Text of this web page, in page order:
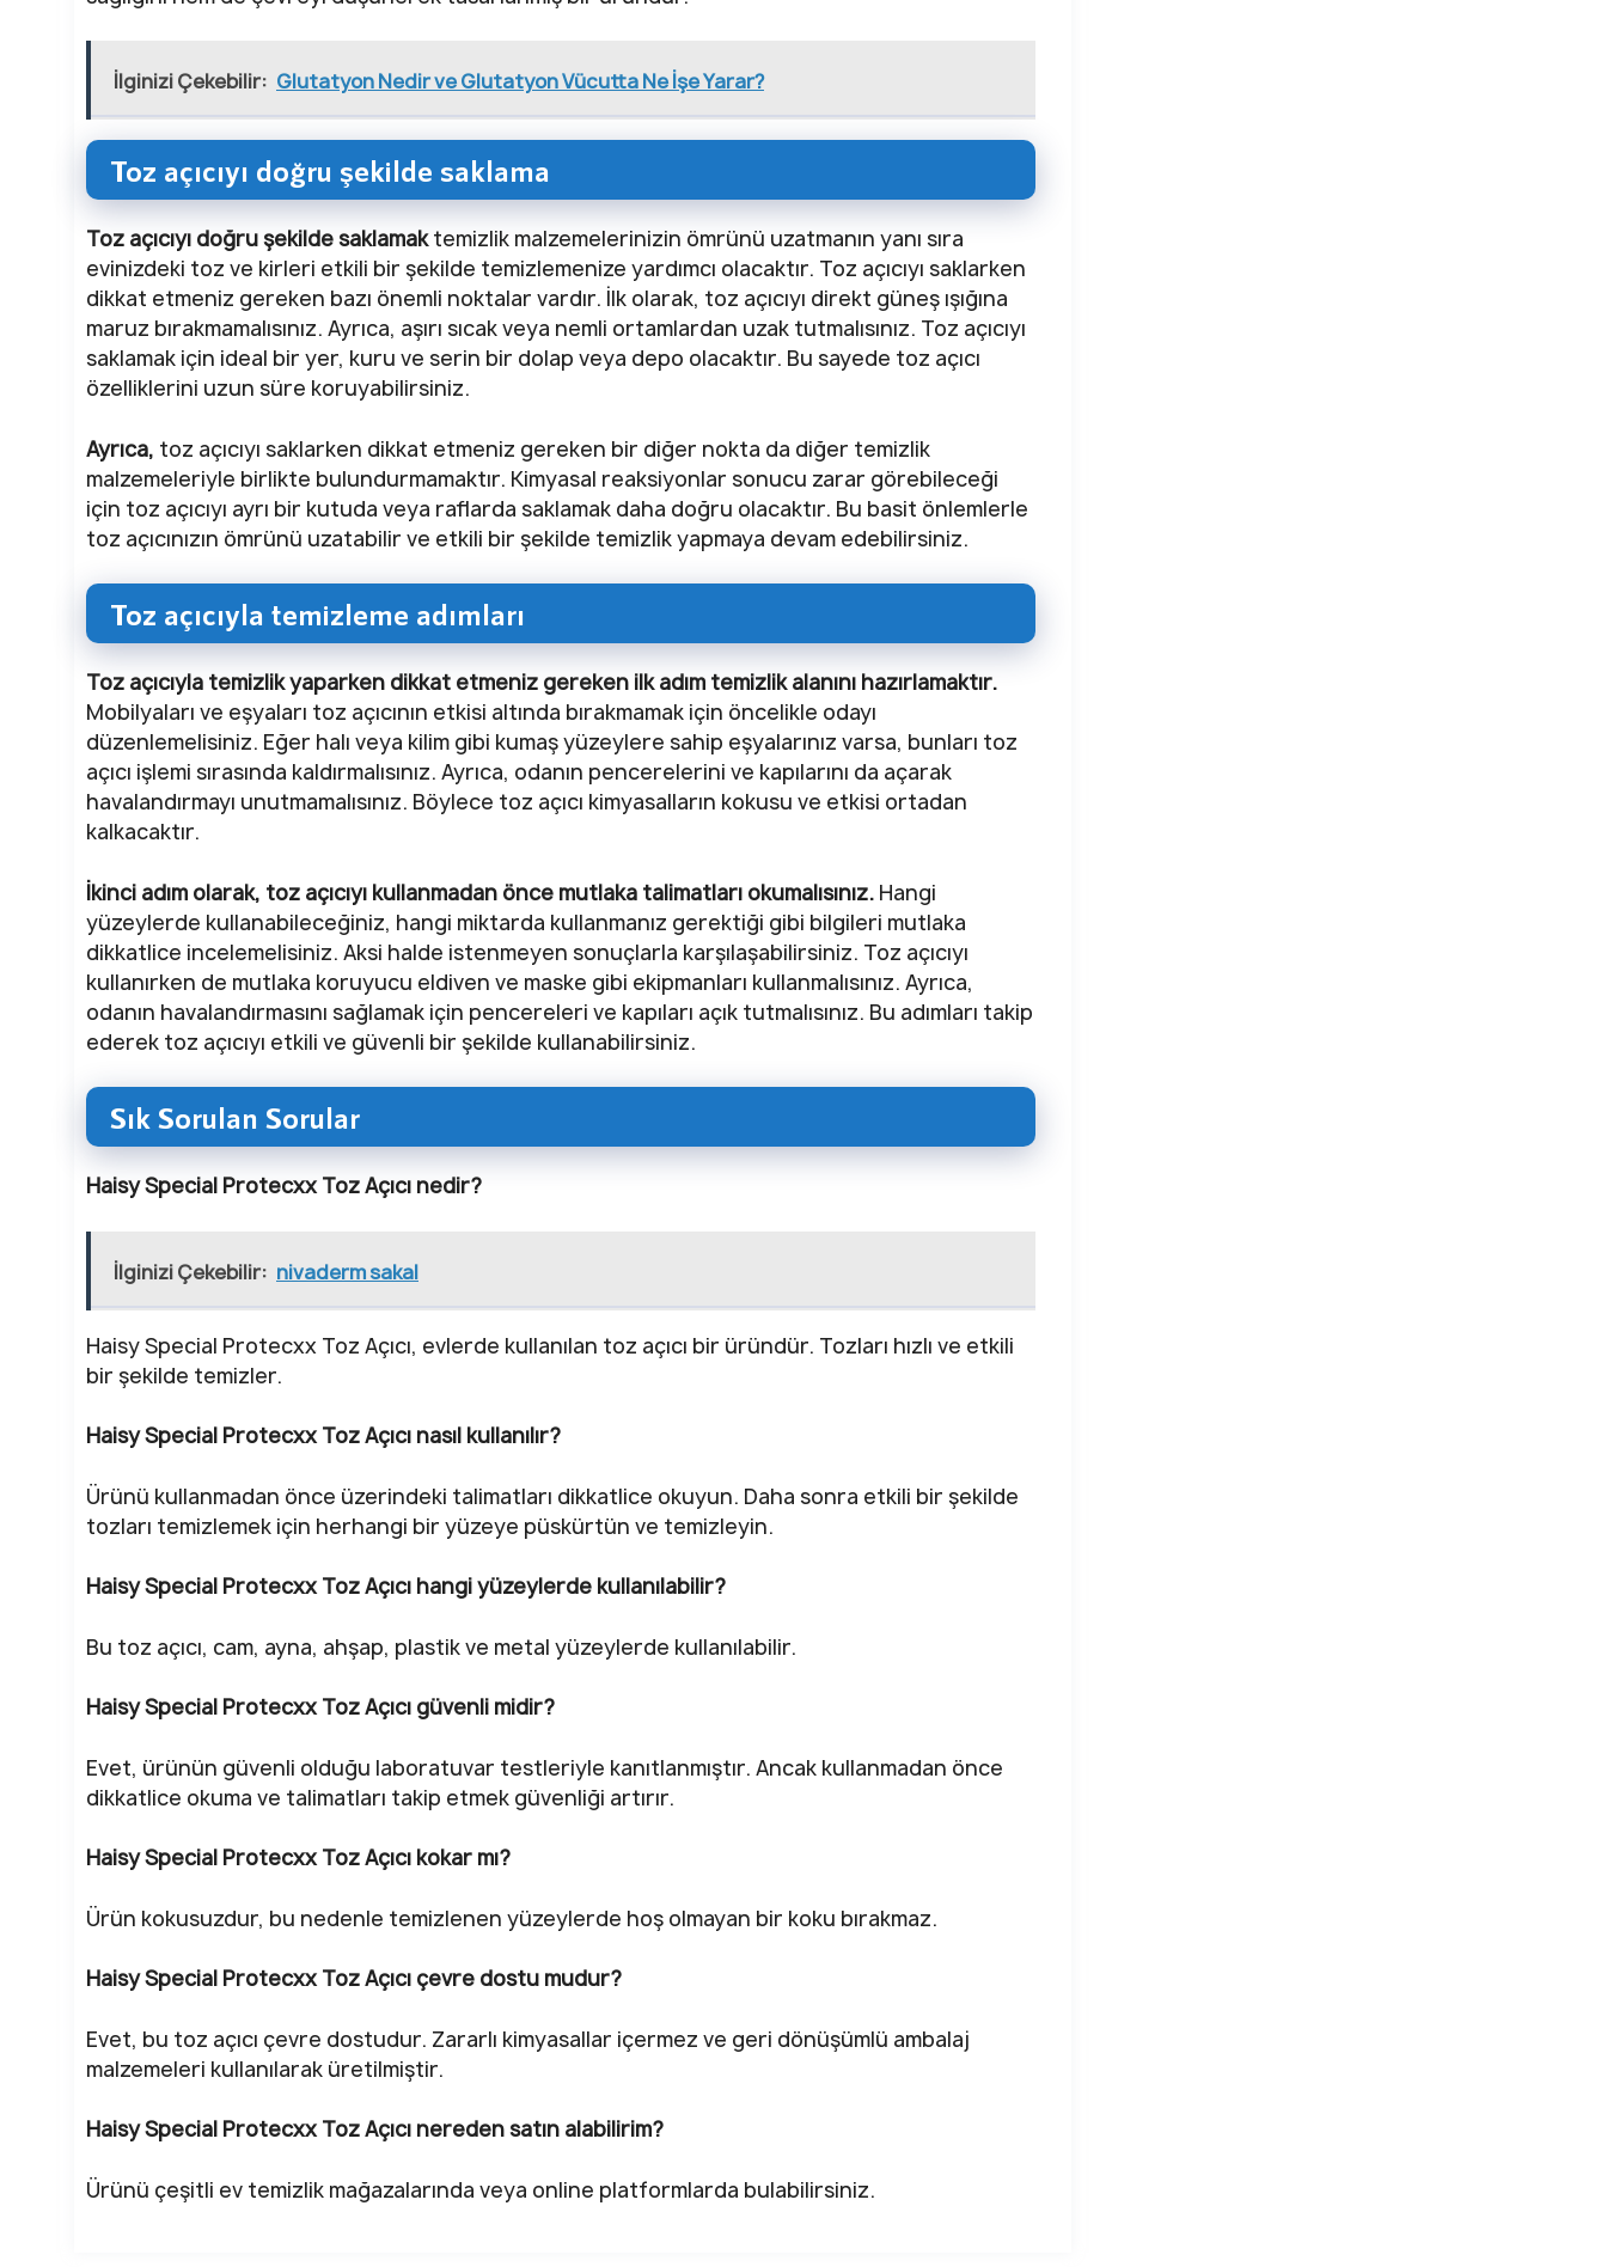
İlginizi Çekebilir: Glutatyon Nedir ve Glutatyon Vücutta Ne İşe Yarar?
Toz açıcıyı doğru şekilde saklama
Toz açıcıyı doğru şekilde saklamaktemizlik malzemelerinizin ömrünü uzatmanın yanı sıra
evinizdeki toz ve kirleri etkili bir şekilde temizlemenize yardımcı olacaktır. Toz açıcıyı saklarken
dikkat etmeniz gereken bazı önemli noktalar vardır. İlk olarak, toz açıcıyı direkt güneş ışığına
maruz bırakmamalısınız. Ayrıca, aşırı sıcak veya nemli ortamlardan uzak tutmalısınız. Toz açıcıyı
saklamak için ideal bir yer, kuru ve serin bir dolap veya depo olacaktır. Bu sayede toz açıcı
özelliklerini uzun süre koruyabilirsiniz.
Ayrıca, toz açıcıyı saklarken dikkat etmeniz gereken bir diğer nokta da diğer temizlik
malzemeleriyle birlikte bulundurmamaktır. Kimyasal reaksiyonlar sonucu zarar görebileceği
için toz açıcıyı ayrı bir kutuda veya raflarda saklamak daha doğru olacaktır. Bu basit önlemlerle
toz açıcınızın ömrünü uzatabilir ve etkili bir şekilde temizlik yapmaya devam edebilirsiniz.
Toz açıcıyla temizleme adımları
Toz açıcıyla temizlik yaparken dikkat etmeniz gereken ilk adım temizlik alanını hazırlamaktır.
Mobilyaları ve eşyaları toz açıcının etkisi altında bırakmamak için öncelikle odayı
düzenlemelisiniz. Eğer halı veya kilim gibi kumaş yüzeylere sahip eşyalarınız varsa, bunları toz
açıcı işlemi sırasında kaldırmalısınız. Ayrıca, odanın pencerelerini ve kapılarını da açarak
havalandırmayı unutmamalısınız. Böylece toz açıcı kimyasalların kokusu ve etkisi ortadan
kalkacaktır.
İkinci adım olarak, toz açıcıyı kullanmadan önce mutlaka talimatları okumalısınız. Hangi
yüzeylerde kullanabileceğiniz, hangi miktarda kullanmanız gerektiği gibi bilgileri mutlaka
dikkatlice incelemelisiniz. Aksi halde istenmeyen sonuçlarla karşılaşabilirsiniz. Toz açıcıyı
kullanırken de mutlaka koruyucu eldiven ve maske gibi ekipmanları kullanmalısınız. Ayrıca,
odanın havalandırmasını sağlamak için pencereleri ve kapıları açık tutmalısınız. Bu adımları takip
ederek toz açıcıyı etkili ve güvenli bir şekilde kullanabilirsiniz.
Sık Sorulan Sorular
Haisy Special Protecxx Toz Açıcı nedir?
İlginizi Çekebilir: nivaderm sakal
Haisy Special Protecxx Toz Açıcı, evlerde kullanılan toz açıcı bir üründür. Tozları hızlı ve etkili
bir şekilde temizler.
Haisy Special Protecxx Toz Açıcı nasıl kullanılır?
Ürünü kullanmadan önce üzerindeki talimatları dikkatlice okuyun. Daha sonra etkili bir şekilde
tozları temizlemek için herhangi bir yüzeye püskürtün ve temizleyin.
Haisy Special Protecxx Toz Açıcı hangi yüzeylerde kullanılabilir?
Bu toz açıcı, cam, ayna, ahşap, plastik ve metal yüzeylerde kullanılabilir.
Haisy Special Protecxx Toz Açıcı güvenli midir?
Evet, ürünün güvenli olduğu laboratuvar testleriyle kanıtlanmıştır. Ancak kullanmadan önce
dikkatlice okuma ve talimatları takip etmek güvenliği artırır.
Haisy Special Protecxx Toz Açıcı kokar mı?
Ürün kokusuzdur, bu nedenle temizlenen yüzeylerde hoş olmayan bir koku bırakmaz.
Haisy Special Protecxx Toz Açıcı çevre dostu mudur?
Evet, bu toz açıcı çevre dostudur. Zararlı kimyasallar içermez ve geri dönüşümlü ambalaj
malzemeleri kullanılarak üretilmiştir.
Haisy Special Protecxx Toz Açıcı nereden satın alabilirim?
Ürünü çeşitli ev temizlik mağazalarında veya online platformlarda bulabilirsiniz.